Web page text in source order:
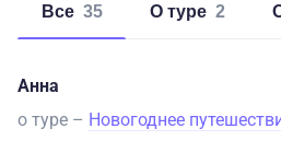
Все 35 о туре 2
Анна
о туре – Новогоднее